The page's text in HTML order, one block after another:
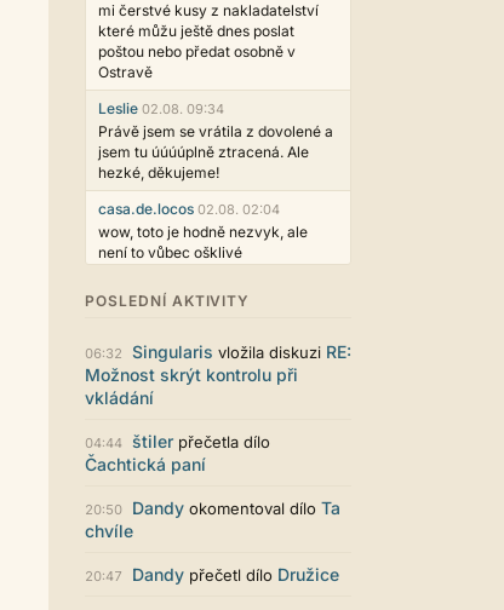
mi čerstvé kusy z nakladatelství
které můžu ještě dnes poslat
poštou nebo předat osobně v
Ostravě
Leslie 02.08. 09:34
Právě jsem se vrátila z dovolené a
jsem tu úúúúplně ztracená. Ale
hezké, děkujeme!
casa.de.locos 02.08. 02:04
wow, toto je hodně nezvyk, ale
není to vůbec ošklivé
Jarda468
Už i počet přečtení jde vidět,
myslím také už v pořádku,
perfektní práce :)
Singularis
Líbí se mi tmavá varianta nového
vzhledu. Na některých místech
jsou sice mezi prvky příliš velké
určitě to půjde upravit místním
stylem... Celkově je styl dobře
POSLEDNÍ AKTIVITY
06:32 Singularis vložila diskuzi RE:
Možnost skrýt kontrolu při
vkládání
04:44 štiler přečetla dílo
Čachtická paní
20:50 Dandy okomentoval dílo Ta
chvíle
20:47 Dandy přečetl dílo Družice